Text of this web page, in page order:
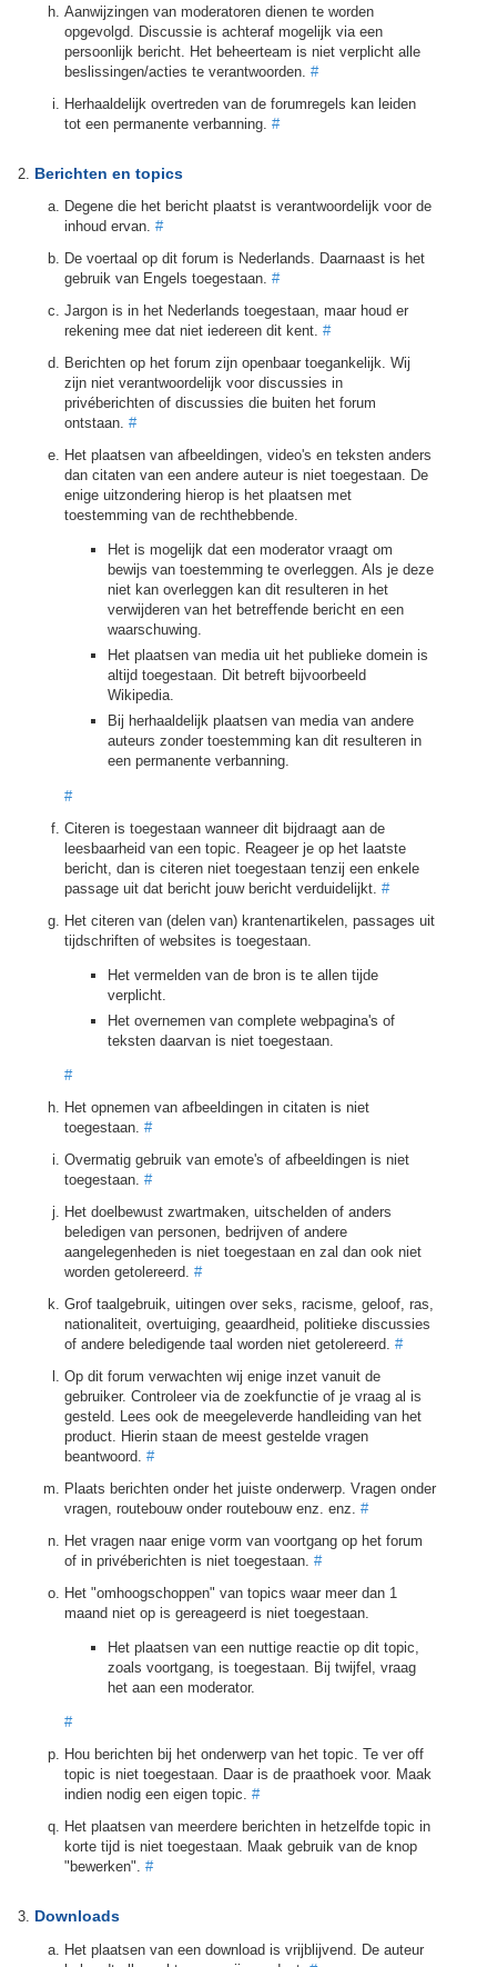
Aanwijzingen van moderatoren dienen te worden
opgevolgd. Discussie is achteraf mogelijk via een
persoonlijk bericht. Het beheerteam is niet verplicht alle
beslissingen/acties te verantwoorden. #
Herhaaldelijk overtreden van de forumregels kan leiden
tot een permanente verbanning. #
Berichten en topics
Degene die het bericht plaatst is verantwoordelijk voor de
inhoud ervan. #
De voertaal op dit forum is Nederlands. Daarnaast is het
gebruik van Engels toegestaan. #
Jargon is in het Nederlands toegestaan, maar houd er
rekening mee dat niet iedereen dit kent. #
Berichten op het forum zijn openbaar toegankelijk. Wij
zijn niet verantwoordelijk voor discussies in
privéberichten of discussies die buiten het forum
ontstaan. #
Het plaatsen van afbeeldingen, video's en teksten anders
dan citaten van een andere auteur is niet toegestaan. De
enige uitzondering hierop is het plaatsen met
toestemming van de rechthebbende.
Het is mogelijk dat een moderator vraagt om
bewijs van toestemming te overleggen. Als je deze
niet kan overleggen kan dit resulteren in het
verwijderen van het betreffende bericht en een
waarschuwing.
Het plaatsen van media uit het publieke domein is
altijd toegestaan. Dit betreft bijvoorbeeld
Wikipedia.
Bij herhaaldelijk plaatsen van media van andere
auteurs zonder toestemming kan dit resulteren in
een permanente verbanning.
#
Citeren is toegestaan wanneer dit bijdraagt aan de
leesbaarheid van een topic. Reageer je op het laatste
bericht, dan is citeren niet toegestaan tenzij een enkele
passage uit dat bericht jouw bericht verduidelijkt. #
Het citeren van (delen van) krantenartikelen, passages uit
tijdschriften of websites is toegestaan.
Het vermelden van de bron is te allen tijde
verplicht.
Het overnemen van complete webpagina's of
teksten daarvan is niet toegestaan.
#
Het opnemen van afbeeldingen in citaten is niet
toegestaan. #
Overmatig gebruik van emote's of afbeeldingen is niet
toegestaan. #
Het doelbewust zwartmaken, uitschelden of anders
beledigen van personen, bedrijven of andere
aangelegenheden is niet toegestaan en zal dan ook niet
worden getolereerd. #
Grof taalgebruik, uitingen over seks, racisme, geloof, ras,
nationaliteit, overtuiging, geaardheid, politieke discussies
of andere beledigende taal worden niet getolereerd. #
Op dit forum verwachten wij enige inzet vanuit de
gebruiker. Controleer via de zoekfunctie of je vraag al is
gesteld. Lees ook de meegeleverde handleiding van het
product. Hierin staan de meest gestelde vragen
beantwoord. #
Plaats berichten onder het juiste onderwerp. Vragen onder
vragen, routebouw onder routebouw enz. enz. #
Het vragen naar enige vorm van voortgang op het forum
of in privéberichten is niet toegestaan. #
Het "omhoogschoppen" van topics waar meer dan 1
maand niet op is gereageerd is niet toegestaan.
Het plaatsen van een nuttige reactie op dit topic,
zoals voortgang, is toegestaan. Bij twijfel, vraag
het aan een moderator.
#
Hou berichten bij het onderwerp van het topic. Te ver off
topic is niet toegestaan. Daar is de praathoek voor. Maak
indien nodig een eigen topic. #
Het plaatsen van meerdere berichten in hetzelfde topic in
korte tijd is niet toegestaan. Maak gebruik van de knop
"bewerken". #
Downloads
Het plaatsen van een download is vrijblijvend. De auteur